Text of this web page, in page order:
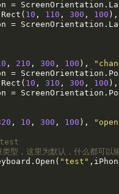
Rect( 10 , 110 , 300 , 100 ),
, 210 , 300 , 100 ),
Rect( 10 , 310 , 300 , 100 ),
, 10 , 300 , 100 ),
test
型，这里为默认，什么都可以
"test"